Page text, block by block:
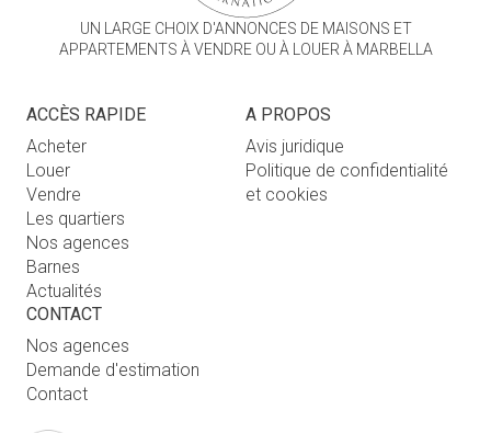
UN LARGE CHOIX D'ANNONCES DE MAISONS ET
APPARTEMENTS À VENDRE OU À LOUER À MARBELLA
ACCÈS RAPIDE
Acheter
Louer
Vendre
Les quartiers
Nos agences
Barnes
Actualités
A PROPOS
Avis juridique
Politique de confidentialité
et cookies
CONTACT
Nos agences
Demande d'estimation
Contact